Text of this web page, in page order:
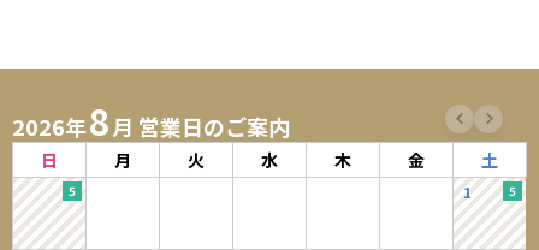
2026年8月 営業日のご案内
日 月 火 水 木 金 土
1